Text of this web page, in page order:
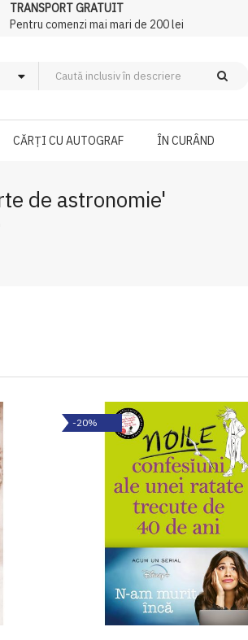
TRANSPORT GRATUIT
Pentru comenzi mai mari de 200 lei
CĂRȚI CU AUTOGRAF ÎN CURÂND
de astronomie'
-20%